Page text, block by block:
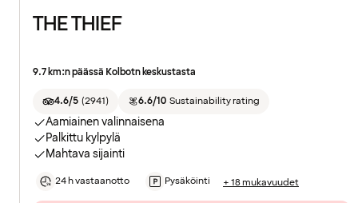
THE THIEF
9.7 km:n päässä Kolbotn keskustasta
4.6/5 (2941) 6.6/10 Sustainability rating
Aamiainen valinnaisena
Palkittu kylpylä
Mahtava sijainti
24 h vastaanotto Pysäköinti + 18 mukavuudet